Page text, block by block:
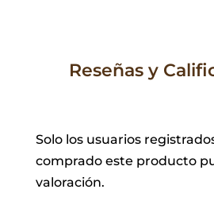
Reseñas y
Solo los usuarios
comprado este producto
valoración.